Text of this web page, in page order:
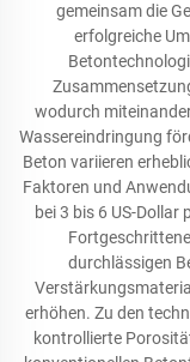
gemeinsam die
erfolgreiche
wodurch
Wassereindringung
Beton variieren
Faktoren und
bei 3 bis 6 US-
durchlässigen
erhöhen. Zu den
kontrollierte